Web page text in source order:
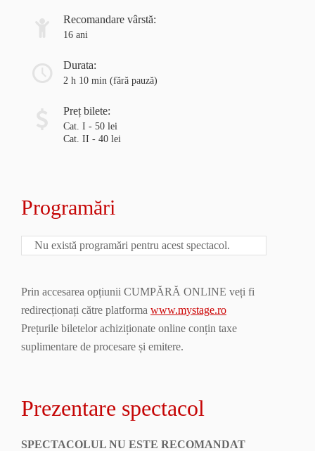
Recomandare vârstă:
16 ani
Durata:
2 h 10 min (fără pauză)
Preț bilete:
Cat. I - 50 lei
Cat. II - 40 lei
Programări
Nu există programări pentru acest spectacol.
Prin accesarea opțiunii CUMPĂRĂ ONLINE veți fi
redirecționați către platforma www.mystage.ro
Prețurile biletelor achiziționate online conțin taxe
suplimentare de procesare și emitere.
Prezentare spectacol
SPECTACOLUL NU ESTE RECOMANDAT